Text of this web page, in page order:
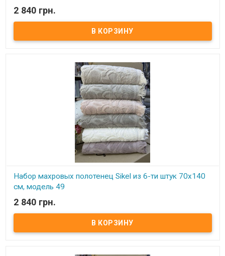
В наличии
Элитные махровые полотенца. Набор состоит из 6-ти штук.
Размер: 70х140 см - 6 штук Плотность: 550 г/м2 Состав: махра,
100% хлопок Производитель: Sikel (Турция)
2 840 грн.
Набор махровых полотенец Sikel из 6-ти штук 70х140
см, модель 49
В наличии
Элитные махровые полотенца. Набор состоит из 6-ти штук.
Размер: 70х140 см - 6 штук Плотность: 550 г/м2 Состав: махра,
100% хлопок Производитель: Sikel (Турция)
2 840 грн.